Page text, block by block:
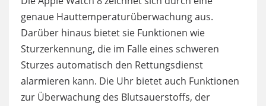
genaue Hauttemperaturüberwachung aus.
Darüber hinaus bietet sie Funktionen wie
Sturzerkennung, die im Falle eines schweren
Sturzes automatisch den Rettungsdienst
alarmieren kann. Die Uhr bietet auch Funktionen
zur Überwachung des Blutsauerstoffs, der